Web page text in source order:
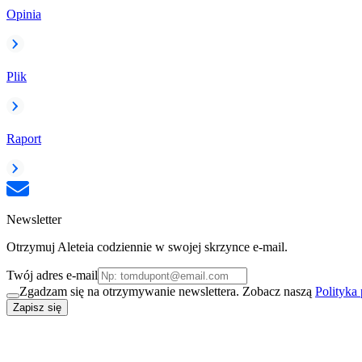
Opinia
Plik
Raport
Newsletter
Otrzymuj Aleteia codziennie w swojej skrzynce e-mail.
Twój adres e-mail
Zgadzam się na otrzymywanie newslettera. Zobacz naszą Polityka
Zapisz się